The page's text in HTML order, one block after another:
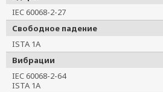
IEC 60068-2-27
Свободное падение
ISTA 1A
Вибрации
IEC 60068-2-64
ISTA 1A